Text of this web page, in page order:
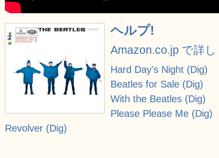
ヘルプ!
Amazon.co.jp で詳
Hard Day's Night (Dig)
Beatles for Sale (Dig)
With the Beatles (Dig)
Please Please Me (Dig)
Revolver (Dig)